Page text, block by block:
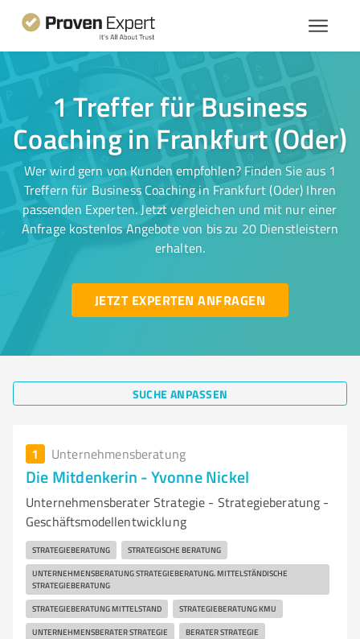
1 Treffer für Business
Coaching in Frankfurt (Oder)
Wer wird gern von Kunden empfohlen? Finden Sie aus 1
Treffern für Business Coaching in Frankfurt (Oder) Ihren
passenden Experten. Jetzt vergleichen und mit nur einer
Anfrage kostenlos Angebote von bis zu 20 Dienstleistern
erhalten.
JETZT EXPERTEN ANFRAGEN
SUCHE ANPASSEN
1 Unternehmensberatung
Die Mitdenkerin - Yvonne Nickel
Unternehmensberater Strategie - Strategieberatung -
Geschäftsmodellentwicklung
STRATEGIEBERATUNG STRATEGISCHE BERATUNG
UNTERNEHMENSBERATUNG STRATEGIEBERATUNG. MITTELSTÄNDISCHE
STRATEGIEBERATUNG
STRATEGIEBERATUNG MITTELSTAND STRATEGIEBERATUNG KMU
UNTERNEHMENSBERATER STRATEGIE BERATER STRATEGIE